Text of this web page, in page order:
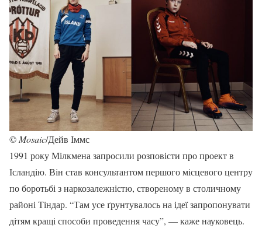
© Mosaic/Дейв Іммс
1991 року Мілкмена запросили розповісти про проект в
Ісландію. Він став консультантом першого місцевого центру
по боротьбі з наркозалежністю, створеному в столичному
районі Тіндар. “Там усе ґрунтувалось на ідеї запропонувати
дітям кращі способи проведення часу”, — каже науковець.